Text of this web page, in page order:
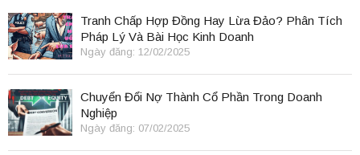
Tranh Chấp Hợp Đồng Hay Lừa Đảo? Phân Tích
Pháp Lý Và Bài Học Kinh Doanh
Ngày đăng: 12/02/2025
Chuyển Đổi Nợ Thành Cổ Phần Trong Doanh
Nghiệp
Ngày đăng: 07/02/2025